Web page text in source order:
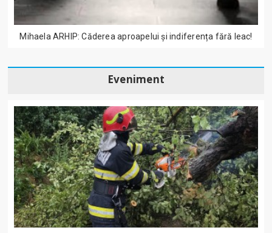
Mihaela ARHIP: Căderea aproapelui și indiferența fără leac!
Eveniment